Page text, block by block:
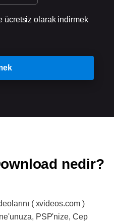
ücretsiz olarak indirmek
nedir?
( xvideos.com )
PSP'nize, Cep